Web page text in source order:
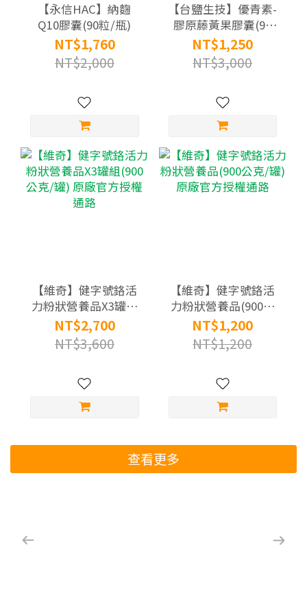
【永信HAC】納麴
Q10膠囊(90粒/瓶)
NT$1,760
NT$2,000
【台鹽生技】優青素-
膠原藤黃果膠囊(90
粒/瓶)
NT$1,250
NT$3,000
【維奇】健字號鉻活
力粉狀營養品X3罐組
(900公克/罐) 原廠官
方授權通路
NT$2,700
NT$3,600
【維奇】健字號鉻活
力粉狀營養品(900公
克/罐) 原廠官方授權
通路
NT$1,200
NT$1,200
查看更多